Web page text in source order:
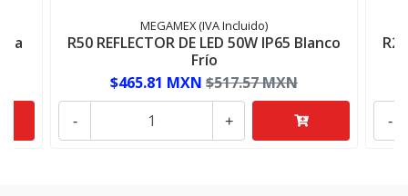
MEGAMEX (IVA Incluido)
R50 REFLECTOR DE LED 50W IP65 Blanco
Frío
$465.81 MXN $517.57 MXN
+
- -